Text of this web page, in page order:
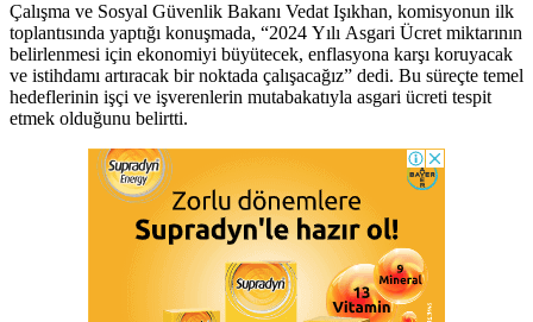
Çalışma ve Sosyal Güvenlik Bakanı Vedat Işıkhan, komisyonun ilk
toplantısında yaptığı konuşmada, “2024 Yılı Asgari Ücret miktarının
belirlenmesi için ekonomiyi büyütecek, enflasyona karşı koruyacak
ve istihdamı artıracak bir noktada çalışacağız” dedi. Bu süreçte temel
hedeflerinin işçi ve işverenlerin mutabakatıyla asgari ücreti tespit
etmek olduğunu belirtti.